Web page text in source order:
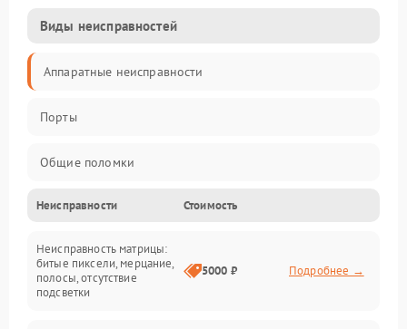
Виды неисправностей
Аппаратные неисправности
Порты
Общие поломки
Устройства
Программные ошибки
Электрические и системные сбои
Неисправности Стоимость
Неисправность матрицы:
битые пиксели, мерцание,
полосы, отсутствие
подсветки
5000 ₽ Подробнее →